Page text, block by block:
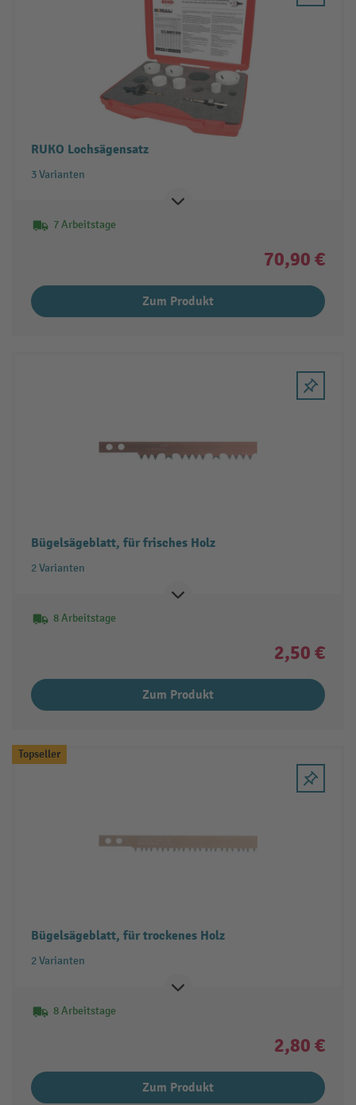
RUKO Lochsägensatz
3 Varianten
7 Arbeitstage
70,90 €
Zum Produkt
Bügelsägeblatt, für frisches Holz
2 Varianten
8 Arbeitstage
2,50 €
Zum Produkt
Topseller
Bügelsägeblatt, für trockenes Holz
2 Varianten
8 Arbeitstage
2,80 €
Zum Produkt